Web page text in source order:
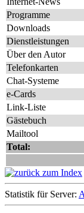
Programme
Downloads
Dienstleistungen
Über den Autor
Telefonkarten
Chat-Systeme
e-Cards
Link-Liste
Gästebuch
Mailtool
Total:
Statistik für Server: